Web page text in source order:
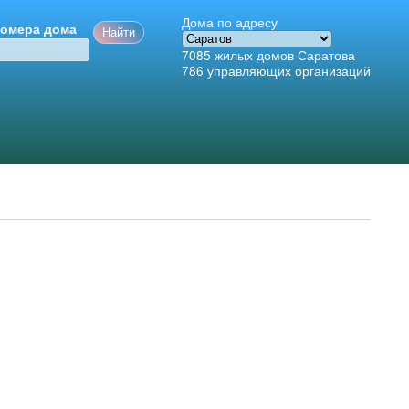
дома
Дома по адресу
7085 жилых домов Саратова
786 управляющих организаций